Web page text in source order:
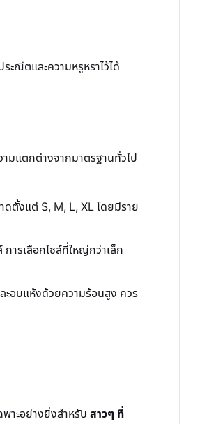
ณีตและความหรูหราไว้ได้
มแตกต่างจากมาตรฐานทั่วไป
ดตั้งแต่ S, M, L, XL โดยมีราย
ารเลือกไซส์ที่ใหญ่กว่าเล็ก
ะอบแห้งด้วยความร้อนสูง ควร
าะอย่างยิ่งสำหรับ สาวๆ ที่